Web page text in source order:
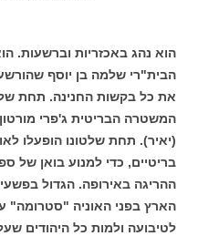
הוא נהג באכזריות וברשעות.
הבית"רי שלמה בן יוסף
את כל בקשות החנינה. תחת
המשטרה הבריטית ג'פרי
(יאיר). תחת שלטונו הופעלו
בריטיים, כדי למנוע בואן של
ההריגה באירופה. הגדול
לטיבועה ולמות כל היהודים